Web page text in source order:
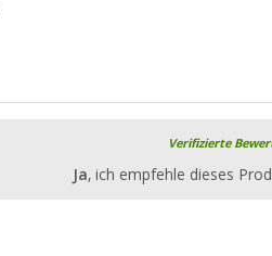
Verifizierte
Ja, ich empfehle dieses